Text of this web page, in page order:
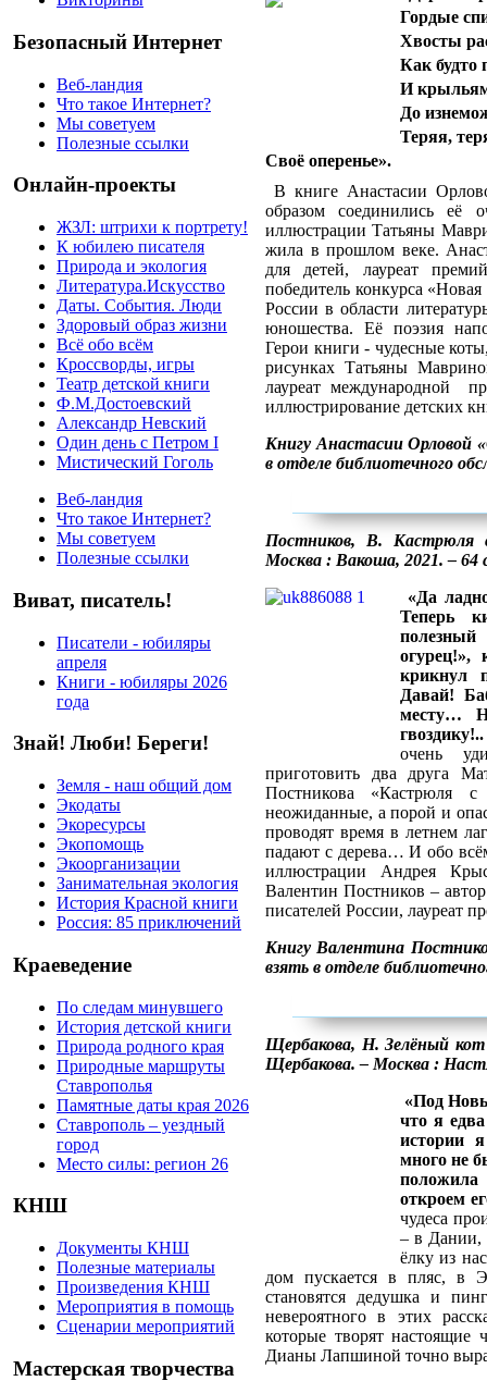
Безопасный Интернет
Веб-ландия
Что такое Интернет?
Мы советуем
Полезные ссылки
Онлайн-проекты
ЖЗЛ: штрихи к портрету!
К юбилею писателя
Природа и экология
Литература.Искусство
Даты. События. Люди
Здоровый образ жизни
Всё обо всём
Кроссворды, игры
Театр детской книги
Ф.М.Достоевский
Александр Невский
Один день с Петром I
Мистический Гоголь
Веб-ландия
Что такое Интернет?
Мы советуем
Полезные ссылки
Виват, писатель!
Писатели - юбиляры
апреля
Книги - юбиляры 2026
года
Знай! Люби! Береги!
Земля - наш общий дом
Экодаты
Экоресурсы
Экопомощь
Экоорганизации
Занимательная экология
История Красной книги
Россия: 85 приключений
Краеведение
По следам минувшего
История детской книги
Природа родного края
Природные маршруты
Ставрополья
Памятные даты края 2026
Ставрополь – уездный
город
Место силы: регион 26
КНШ
Документы КНШ
Полезные материалы
Произведения КНШ
Мероприятия в помощь
Сценарии мероприятий
Мастерская творчества
Гордые
Хвосты
Как будто
И
До
Теряя,
Своё оперенье».
В книге Анастасии
образом соединились её
иллюстрации Татьяны
жила в прошлом веке.
для детей, лауреат
победитель конкурса
России в области
юношества. Её поэзия
Герои книги - чудесные
рисунках Татьяны
лауреат международной
иллюстрирование детских
Книгу Анастасии Орловой
в отделе библиотечного
Постников, В. Кастрюля
Москва : Вакоша, 2021. –
«Да
Теперь
огурец!»,
крикнул
Давай!
месту…
очень
приготовить два друга
Постникова «Кастрюля
неожиданные, а порой и
проводят время в летнем
падают с дерева… И обо
иллюстрации Андрея
Валентин Постников –
писателей России, лауреат
Книгу Валентина
взять в отделе
Щербакова, Н. Зелёный
Щербакова. – Москва :
«Под
что я
истории
много не
положила
откроем
чудеса
– в Дании,
ёлку из
дом пускается в пляс, в
становятся дедушка и
невероятного в этих
которые творят настоящие
Дианы Лапшиной точно